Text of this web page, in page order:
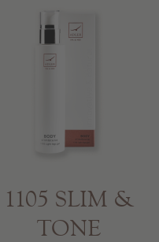
1105 SLIM &
TONE